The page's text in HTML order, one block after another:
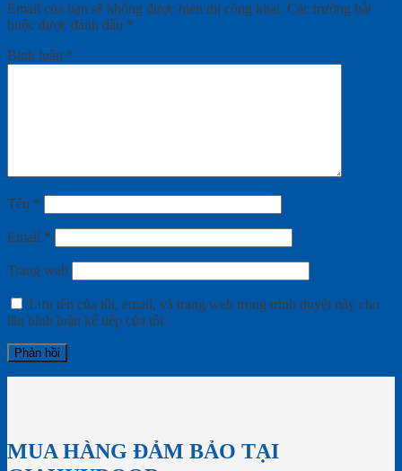
Email của bạn sẽ không được hiển thị công khai. Các trường bắt
buộc được đánh dấu *
Bình luận *
Tên *
Email *
Trang web
Lưu tên của tôi, email, và trang web trong trình duyệt này cho
lần bình luận kế tiếp của tôi.
MUA HÀNG ĐẢM BẢO TẠI